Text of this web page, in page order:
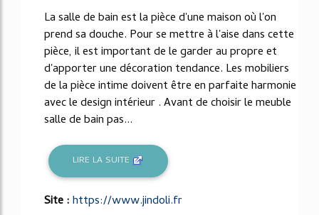
La salle de bain est la pièce d'une maison où l'on
prend sa douche. Pour se mettre à l'aise dans cette
pièce, il est important de le garder au propre et
d'apporter une décoration tendance. Les mobiliers
de la pièce intime doivent être en parfaite harmonie
avec le design intérieur . Avant de choisir le meuble
salle de bain pas...
LIRE LA SUITE
Site :https://www.jindoli.fr